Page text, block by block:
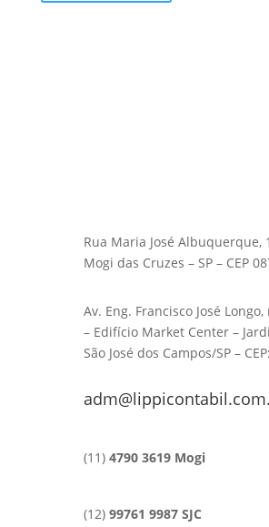
Rua Maria José Albuquerque,
Mogi das Cruzes – SP – CEP
Av. Eng. Francisco José Longo,
– Edifício Market Center –
São José dos Campos/SP –
(11) 4790 3619 Mogi
(12) 99761 9987 SJC